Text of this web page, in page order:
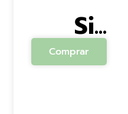
Si...
Comprar